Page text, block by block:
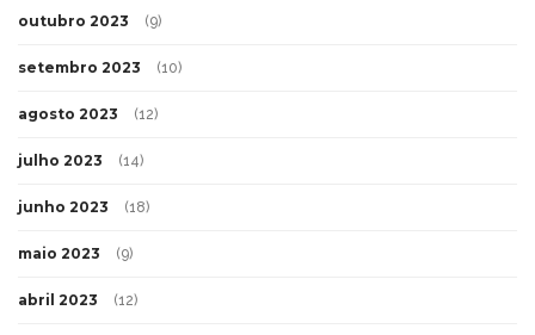
outubro 2023 (9)
setembro 2023 (10)
agosto 2023 (12)
julho 2023 (14)
junho 2023 (18)
maio 2023 (9)
abril 2023 (12)